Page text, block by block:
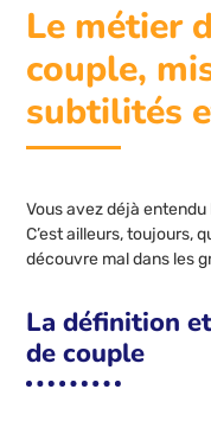
Le métier
couple,
subtilités
Vous avez déjà
C’est ailleurs, toujours,
découvre mal dans les
La définition
de couple